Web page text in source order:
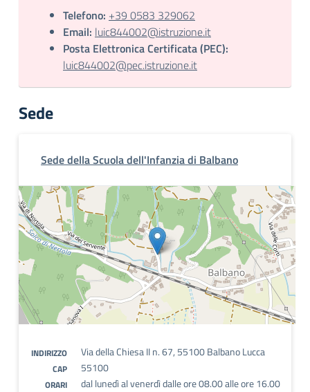
Telefono: +39 0583 329062
Email: luic844002@istruzione.it
Posta Elettronica Certificata (PEC):
luic844002@pec.istruzione.it
Sede
Sede della Scuola dell'Infanzia di Balbano
INDIRIZZO Via della Chiesa II n. 67, 55100 Balbano Lucca
CAP 55100
ORARI dal lunedì al venerdì dalle ore 08.00 alle ore 16.00